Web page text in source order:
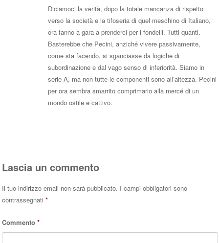
Diciamoci la verità, dopo la totale mancanza di rispetto
verso la società e la tifoseria di quel meschino di Italiano,
ora fanno a gara a prenderci per i fondelli. Tutti quanti.
Basterebbe che Pecini, anziché vivere passivamente,
come sta facendo, si sganciasse da logiche di
subordinazione e dal vago senso di inferiorità. Siamo in
serie A, ma non tutte le componenti sono all’altezza. Pecini
per ora sembra smarrito comprimario alla mercé di un
mondo ostile e cattivo.
Lascia un commento
Il tuo indirizzo email non sarà pubblicato. I campi obbligatori sono
contrassegnati*
Commento*